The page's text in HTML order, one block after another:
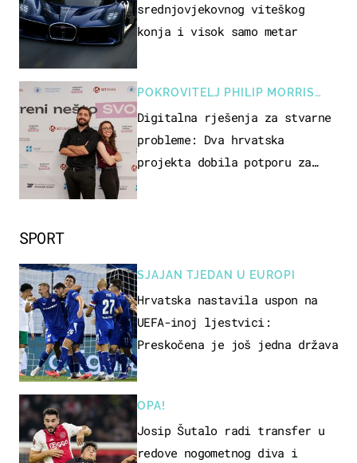
SPORT
SJAJAN TJEDAN U EUROPI
Hrvatska nastavila uspon na
UEFA-inoj ljestvici:
Preskočena je još jedna država
OPA!
Josip Šutalo radi transfer u
redove nogometnog diva i
srednjovjekovnog viteškog
konja i visok samo metar
POKROVITELJ PHILIP MORRIS
ZAGREB
Digitalna rješenja za stvarne
probleme: Dva hrvatska
projekta dobila potporu za